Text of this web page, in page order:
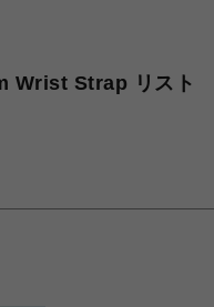
Wrist Strap リスト